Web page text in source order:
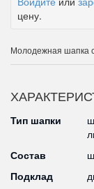
цену.
Молодежная шапка
Тип шапки
Состав
Подклад